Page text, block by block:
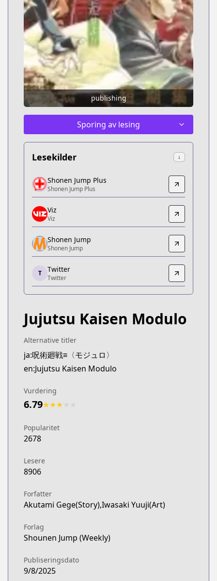
publishing
Sporing av lesing
Lesekilder ↓
Shonen Jump Plus
Shonen Jump Plus
https://shonenjumpplus.com/episode/
Viz
Viz
https://www.viz.com/shonenjump/chapters/
Shonen Jump
Shonen Jump
https://www.shonenjump.com/j/rensai/jujutsu-
Twitter
Twitter
MANGA Plus
MANGA Plus
https://mangaplus.shueisha.co.jp/titles/100578
Shonen Jump Plus
Shonen Jump Plus
Viz
Viz
Shonen Jump
Shonen Jump
T Twitter
Twitter
Jujutsu Kaisen Modulo
Alternative titler
ja:呪術廻戦≡〈モジュロ〉
en:Jujutsu Kaisen Modulo
Vurdering
6.79★★★
Popularitet
2678
Lesere
8906
Forfatter
Akutami Gege(Story),Iwasaki Yuuji(Art)
Forlag
Shounen Jump (Weekly)
Publiseringsdato
9/8/2025